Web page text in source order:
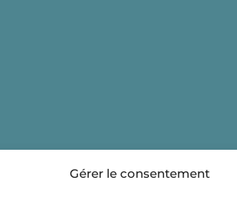
Gérer le consentement